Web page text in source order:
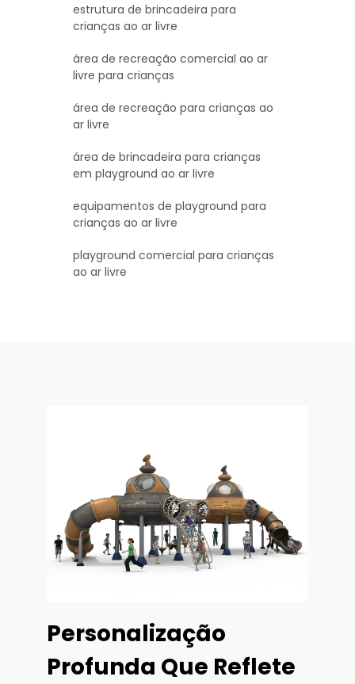
estrutura de brincadeira para
crianças ao ar livre
área de recreação comercial ao ar
livre para crianças
área de recreação para crianças ao
ar livre
área de brincadeira para crianças
em playground ao ar livre
equipamentos de playground para
crianças ao ar livre
playground comercial para crianças
ao ar livre
Personalização
Profunda Que Reflete